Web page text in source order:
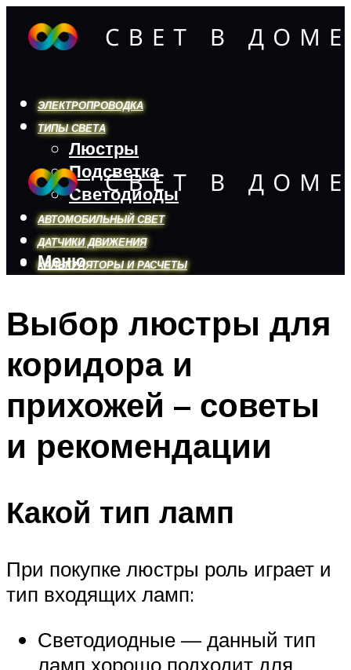
ЭЛЕКТРОПРОВОДКА
ТИПЫ СВЕТА
Люстры
Подсветка
Светодиоды
АВТОМОБИЛЬНЫЙ СВЕТ
ДАТЧИКИ ДВИЖЕНИЯ
КАЛЬКУЛЯТОРЫ И РАСЧЕТЫ
Меню
Меню
Выбор люстры для
коридора и
прихожей – советы
и рекомендации
Какой тип ламп
При покупке люстры роль играет и
тип входящих ламп:
Светодиодные — данный тип
ламп хорошо подходит для